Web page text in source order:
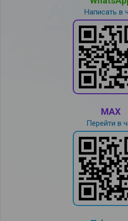
Написать в
MAX
Перейти в